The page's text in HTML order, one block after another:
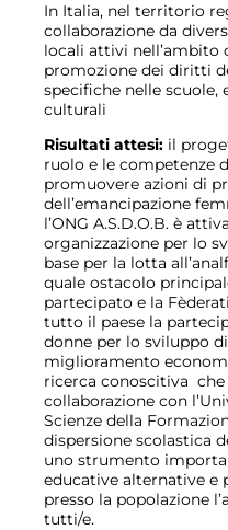
In Italia, nel territorio
collaborazione da
locali attivi nell’ambito
promozione dei diritti
specifiche nelle
culturali
Risultati attesi: il
ruolo e le competenze
promuovere azioni di
dell’emancipazione
l’ONG A.S.D.O.B. è
organizzazione per lo
base per la lotta
quale ostacolo
partecipato e la
tutto il paese la
donne per lo sviluppo
miglioramento
ricerca conoscitiva che
collaborazione con
Scienze della
dispersione scolastica
uno strumento
educative alternative e
presso la popolazione
tutti/e.